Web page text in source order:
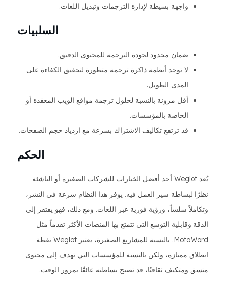
واجهة بسيطة لإدارة الترجمات وتبديل اللغات.
السلبيات
ضمان محدود لجودة الترجمة للمحتوى الدقيق.
لا توجد أنظمة ذاكرة ترجمة متطورة لتحقيق الكفاءة على
المدى الطويل.
أقل مرونة بالنسبة لحلول ترجمة مواقع الويب المعقدة أو
الخاصة بالمؤسسات.
قد ترتفع تكاليف الاشتراك بسرعة مع ازدياد حجم الصفحات.
الحكم
يُعد Weglot أحد أفضل الخيارات للشركات الصغيرة أو الناشئة
نظرًا لبساطة سير العمل فيه. يوفر هذا النظام سرعة في النشر،
وتكاملاً سلساً، ورؤية فورية عبر اللغات. ومع ذلك، فهو يفتقر إلى
الدقة وقابلية التوسع التي تتمتع بها المنصات الأكثر تقدماً مثل
MotaWord. بالنسبة للمشاريع الصغيرة، يعتبر Weglot نقطة
انطلاق ممتازة، ولكن بالنسبة للمؤسسات التي تهدف إلى محتوى
متسق ومتكيف ثقافيًا، قد تصبح بساطته عائقًا بمرور الوقت.